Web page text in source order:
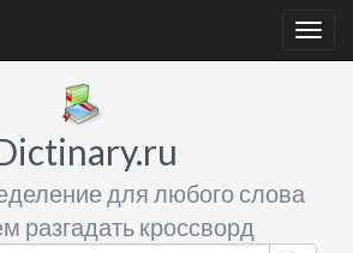
для любого слова
разгадать кроссворд